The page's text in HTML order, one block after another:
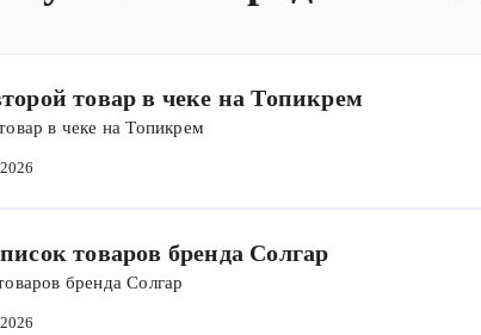
товар в чеке на Топикрем
в чеке на Топикрем
товаров бренда Солгар
бренда Солгар